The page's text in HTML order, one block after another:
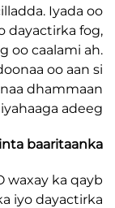
cilladda.
iyo
fog oo
doonaa oo
doonaa
baahiyahaaga
Warbixinta
waxay
saarka iyo